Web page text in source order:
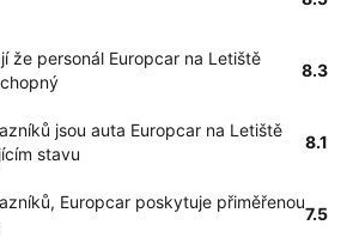
že personál Europcar na Letiště
8.3
jsou auta Europcar na Letiště
stavu
8.1
Europcar poskytuje přiměřenou
7.5